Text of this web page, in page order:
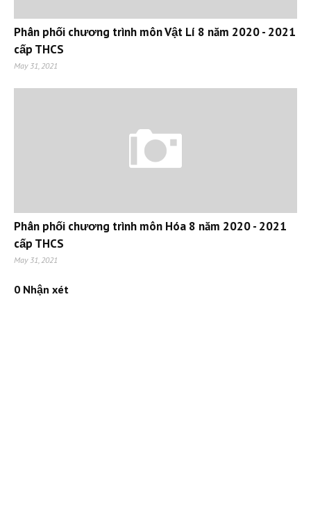
Phân phối chương trình môn Vật Lí 8 năm 2020 - 2021
cấp THCS
May 31, 2021
Phân phối chương trình môn Hóa 8 năm 2020 - 2021
cấp THCS
May 31, 2021
0 Nhận xét